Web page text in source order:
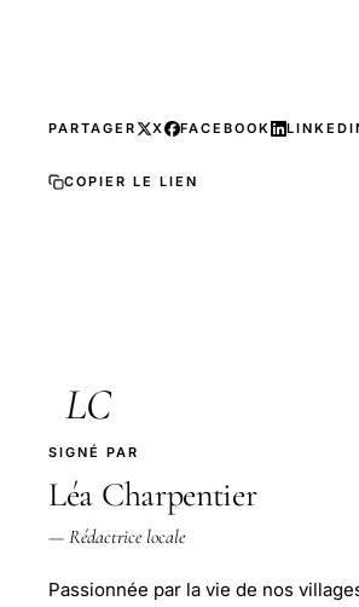
PARTAGER X FACEBOOK
COPIER LE LIEN
LC
SIGNÉ PAR
Léa Charpentier
— Rédactrice locale
Passionnée par la vie de nos